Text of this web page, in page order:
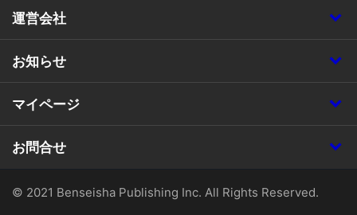
運営会社
お知らせ
マイページ
お問合せ
© 2021 Benseisha Publishing Inc. All Rights Reserved.